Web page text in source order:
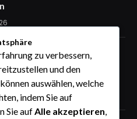
von WIŚNIOWSKI –
Lösungen für sichere
zu verbessern,
und den
auswählen, welche
indem Sie auf
Sie aufAlle akzeptieren,